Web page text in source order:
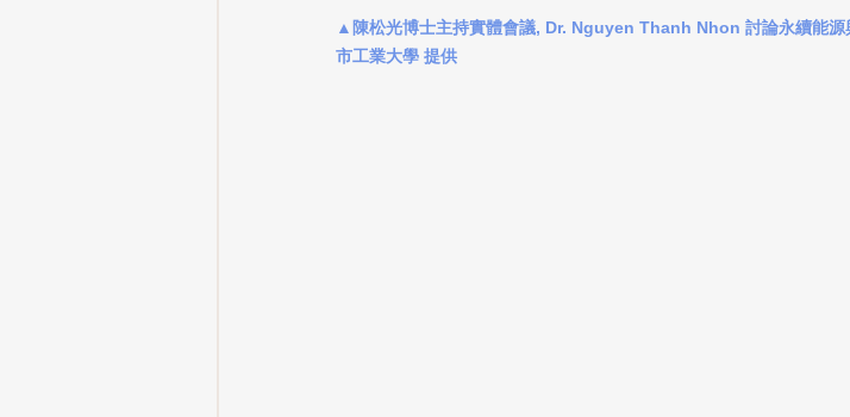
▲陳松光博士主持實體會議, Dr. Nguyen Thanh Nhon 討論永續能源
市工業大學 提供